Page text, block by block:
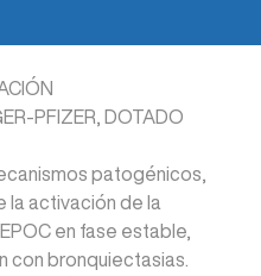
PFIZER, DOTADO
patogénicos,
activación de la
en fase estable,
con bronquiectasias.